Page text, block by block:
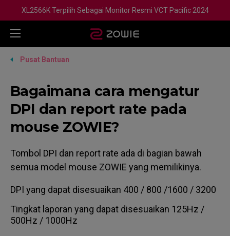
XL2566K Terpilih Sebagai Monitor Resmi VCT Pacific 2024
Pusat Bantuan
Bagaimana cara mengatur
DPI dan report rate pada
mouse ZOWIE?
Tombol DPI dan report rate ada di bagian bawah
semua model mouse ZOWIE yang memilikinya.
DPI yang dapat disesuaikan 400 / 800 /1600 / 3200
Tingkat laporan yang dapat disesuaikan 125Hz /
500Hz / 1000Hz